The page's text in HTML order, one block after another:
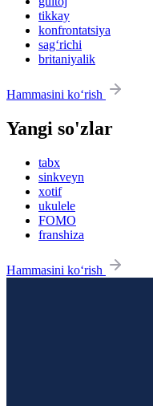
tikkay
konfrontatsiya
sag‘richi
britaniyalik
Hammasini ko‘rish
Yangi so'zlar
tabx
sinkveyn
xotif
ukulele
FOMO
franshiza
Hammasini ko‘rish